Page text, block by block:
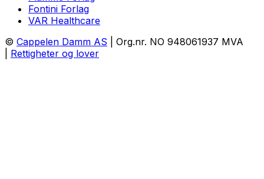
Fontini Forlag
VAR Healthcare
© Cappelen Damm AS | Org.nr. NO 948061937 MVA
Rettigheter og lover